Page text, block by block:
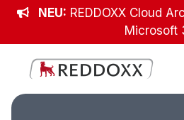
Zum
springen
NEU: REDDOXX Cloud
Microsoft